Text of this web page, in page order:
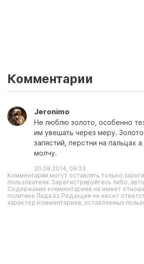
Комментарии
Jeronimo
Не люблю золото, особенно
им увешать через меру.
запястий, перстни на пальцах
молчу.
20.08.2014, 08:33
Комментарии могут оставлять только
пользователи. Зарегистрируйтесь либо,
Содержание комментариев не имеет
политике Лада.kz.Редакция не несет
характер комментариев, оставляемых